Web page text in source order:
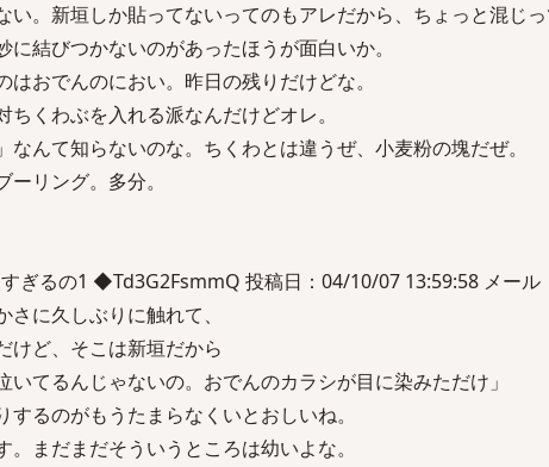
い。新垣しか貼ってないってのもアレだから、ちょっと混じっ
結びつかないのがあったほうが面白いか。
おでんのにおい。昨日の残りだけどな。
くわぶを入れる派なんだけどオレ。
んて知らないのな。ちくわとは違うぜ、小麦粉の塊だぜ。
リング。多分。
ぎるの1 ◆Td3G2FsmmQ 投稿日：04/10/07 13:59:58 メール
に久しぶりに触れて、
けど、そこは新垣だから
いてるんじゃないの。おでんのカラシが目に染みただけ」
るのがもうたまらなくいとおしいね。
まだまだそういうところは幼いよな。